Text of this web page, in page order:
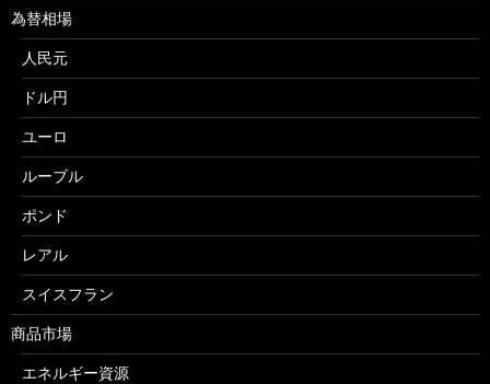
為替相場
人民元
ドル円
ユーロ
ルーブル
ポンド
レアル
スイスフラン
商品市場
エネルギー資源